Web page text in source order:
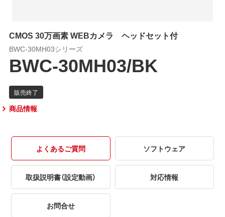
CMOS 30万画素 WEBカメラ ヘッドセット付
BWC-30MH03シリーズ
BWC-30MH03/BK
商品情報
よくあるご質問 ソフトウェア
取扱説明書（設定動画） 対応情報
お問合せ